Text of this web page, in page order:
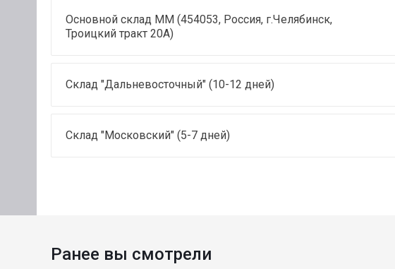
Основной склад ММ (454053, Россия, г.Челябинск,
Троицкий тракт 20А)
Склад "Дальневосточный" (10-12 дней)
Склад "Московский" (5-7 дней)
Ранее вы смотрели